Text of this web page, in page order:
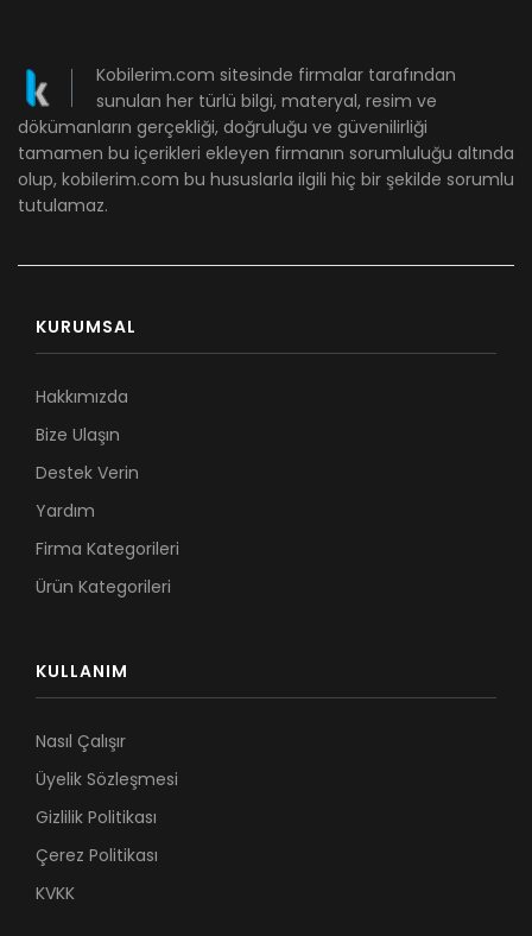
Kobilerim.com sitesinde firmalar tarafından
sunulan her türlü bilgi, materyal, resim ve
dökümanların gerçekliği, doğruluğu ve güvenilirliği
tamamen bu içerikleri ekleyen firmanın sorumluluğu altında
olup, kobilerim.com bu hususlarla ilgili hiç bir şekilde sorumlu
tutulamaz.
KURUMSAL
Hakkımızda
Bize Ulaşın
Destek Verin
Yardım
Firma Kategorileri
Ürün Kategorileri
KULLANIM
Nasıl Çalışır
Üyelik Sözleşmesi
Gizlilik Politikası
Çerez Politikası
KVKK